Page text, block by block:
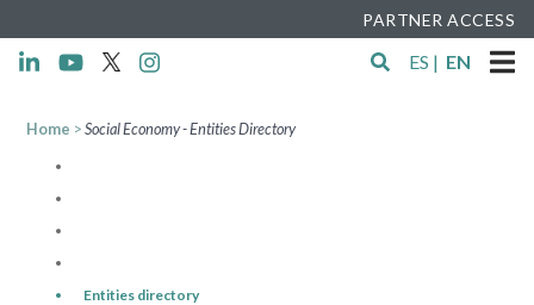
PARTNER ACCESS
ES | EN
Home >Social Economy - Entities Directory
Entities directory